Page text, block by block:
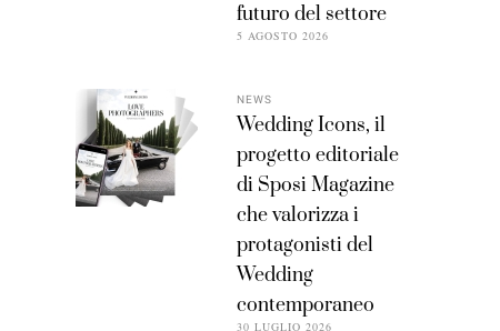
futuro del settore
5 AGOSTO 2026
NEWS
Wedding Icons, il
progetto editoriale
di Sposi Magazine
che valorizza i
protagonisti del
Wedding
contemporaneo
30 LUGLIO 2026